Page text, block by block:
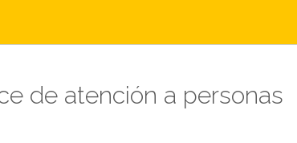
de atención a personas